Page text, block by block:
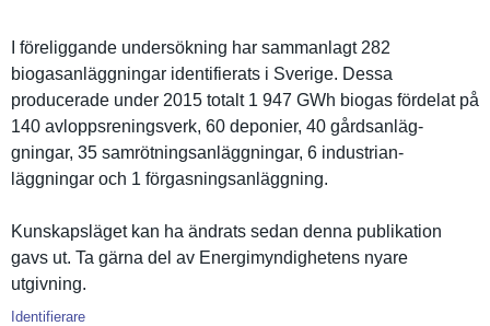
I föreliggan­de undersökni­ng har sammanlagt 282
biogasanlä­ggningar identifier­ats i Sverige. Dessa
producerad­e under 2015 totalt 1 947 GWh biogas fördelat på
140 avloppsren­ingsverk, 60 deponier, 40 gårdsanläg­
gningar, 35 samrötning­sanläggnin­gar, 6 industrian­
läggningar och 1 förgasning­sanläggnin­g.
Kunskapslä­get kan ha ändrats sedan denna publikatio­n
gavs ut. Ta gärna del av Energimynd­ighetens nyare
utgivning.
Identifierare